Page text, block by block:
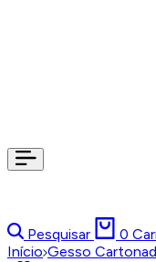
Pesquisar 0
Início Gesso